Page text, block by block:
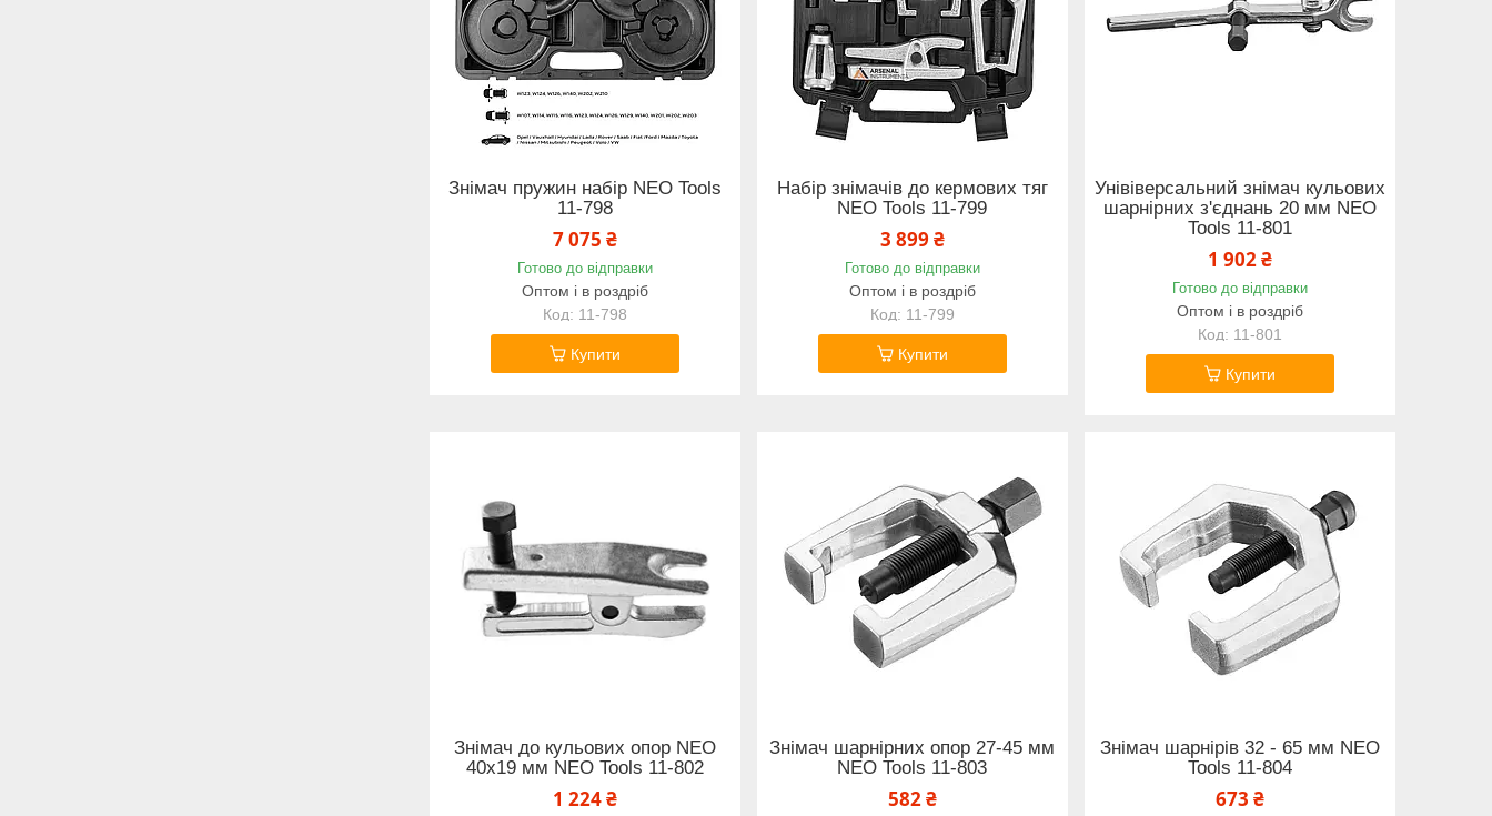
Знімач пружин набір NEO Tools
11-798
7 075 ₴
Готово до відправки
Оптом і в роздріб
11-798
Купити
Набір знімачів до кермових тяг
NEO Tools 11-799
3 899 ₴
Готово до відправки
Оптом і в роздріб
11-799
Купити
Унівіверсальний знімач кульових
шарнірних з'єднань 20 мм NEO
Tools 11-801
1 902 ₴
Готово до відправки
Оптом і в роздріб
11-801
Купити
Знімач до кульових опор NEO
40х19 мм NEO Tools 11-802
1 224 ₴
Знімач шарнірних опор 27-45 мм
NEO Tools 11-803
582 ₴
Знімач шарнірів 32 - 65 мм NEO
Tools 11-804
673 ₴